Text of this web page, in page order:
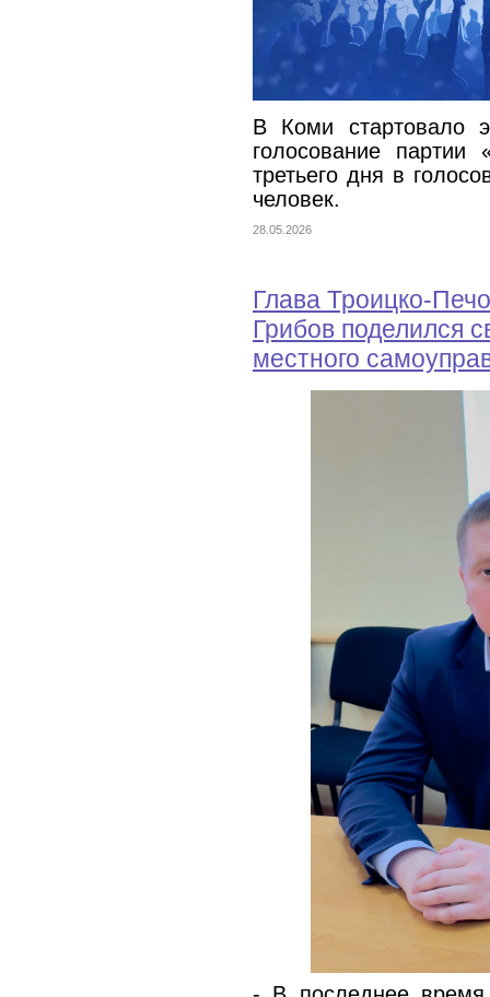
В Коми стартовало
голосование
третьего дня в
человек.
28.05.2026
Глава Троицко-
Грибов поделился
местного